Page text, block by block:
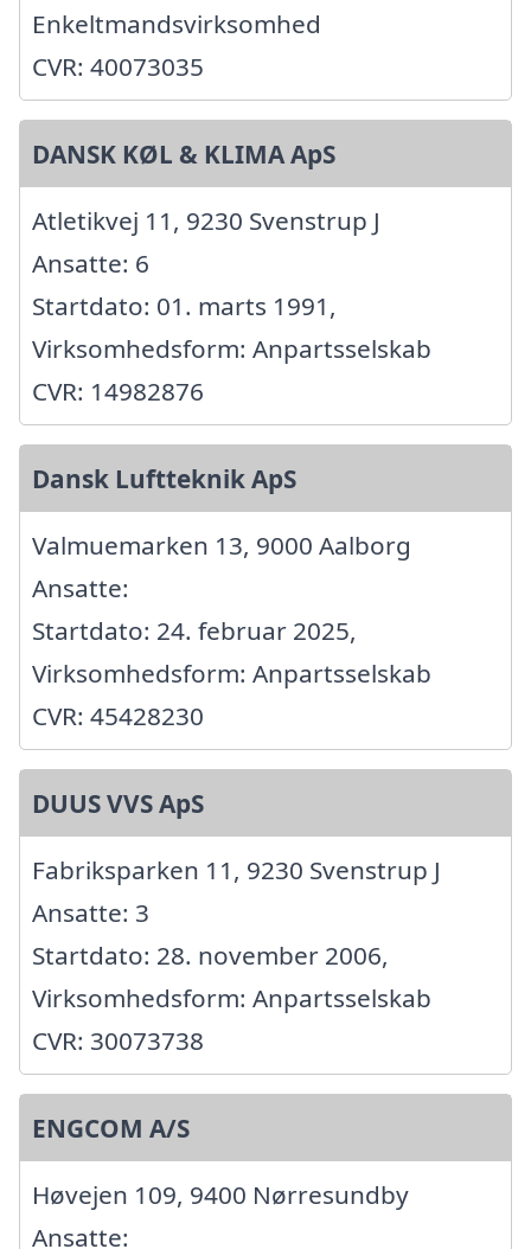
Enkeltmandsvirksomhed
CVR: 40073035
DANSK KØL & KLIMA ApS
Atletikvej 11, 9230 Svenstrup J
Ansatte: 6
Startdato: 01. marts 1991,
Virksomhedsform: Anpartsselskab
CVR: 14982876
Dansk Luftteknik ApS
Valmuemarken 13, 9000 Aalborg
Ansatte:
Startdato: 24. februar 2025,
Virksomhedsform: Anpartsselskab
CVR: 45428230
DUUS VVS ApS
Fabriksparken 11, 9230 Svenstrup J
Ansatte: 3
Startdato: 28. november 2006,
Virksomhedsform: Anpartsselskab
CVR: 30073738
ENGCOM A/S
Høvejen 109, 9400 Nørresundby
Ansatte: